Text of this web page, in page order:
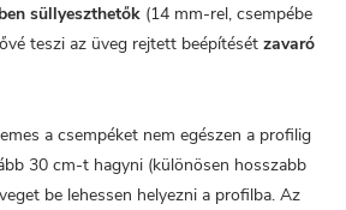
süllyeszthetők (14 mm-rel, csempébe
teszi az üveg rejtett beépítését zavaró
a csempéket nem egészen a profilig
30 cm-t hagyni (különösen hosszabb
be lehessen helyezni a profilba. Az